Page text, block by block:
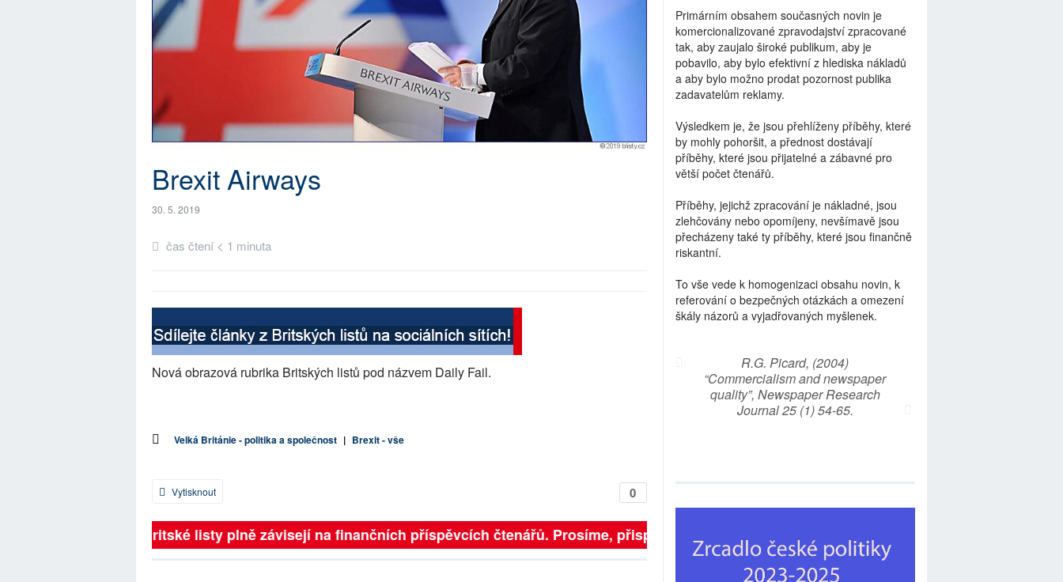
Brexit Airways
30. 5. 2019
čas čtení < 1 minuta
Nová obrazová rubrika Britských listů pod názvem Daily Fail.
Velká Británie - politika a společnost | Brexit - vše
0
Vytisknout
Britské listy plně závisejí na finančních příspěvcích čtenářů. Prosíme, přispějte. ➥
Primárním obsahem současných novin je
komercionalizované zpravodajství zpracované
tak, aby zaujalo široké publikum, aby je
pobavilo, aby bylo efektivní z hlediska nákladů
a aby bylo možno prodat pozornost publika
zadavatelům reklamy.
Výsledkem je, že jsou přehlíženy příběhy, které
by mohly pohoršit, a přednost dostávají
příběhy, které jsou přijatelné a zábavné pro
větší počet čtenářů.
Příběhy, jejichž zpracování je nákladné, jsou
zlehčovány nebo opomíjeny, nevšímavě jsou
přecházeny také ty příběhy, které jsou finančně
riskantní.
To vše vede k homogenizaci obsahu novin, k
referování o bezpečných otázkách a omezení
škály názorů a vyjadřovaných myšlenek.
R.G. Picard, (2004)
“Commercialism and newspaper
quality”, Newspaper Research
Journal 25 (1) 54-65.